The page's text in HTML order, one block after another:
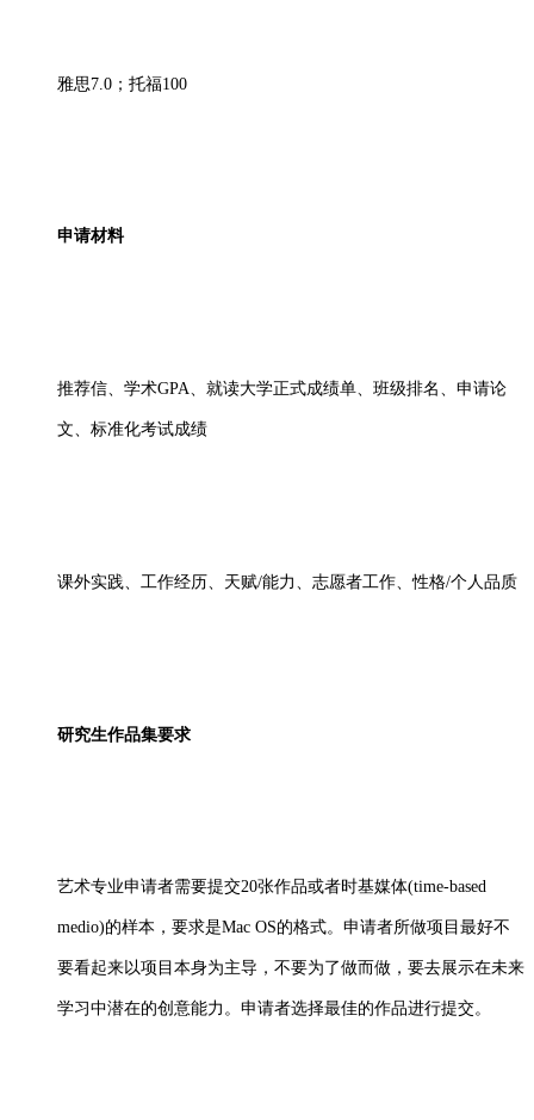
雅思7.0；托福100
申请材料
推荐信、学术GPA、就读大学正式成绩单、班级排名、申请论
文、标准化考试成绩
课外实践、工作经历、天赋/能力、志愿者工作、性格/个人品质
研究生作品集要求
艺术专业申请者需要提交20张作品或者时基媒体(time-based
medio)的样本，要求是Mac OS的格式。申请者所做项目最好不
要看起来以项目本身为主导，不要为了做而做，要去展示在未来
学习中潜在的创意能力。申请者选择最佳的作品进行提交。